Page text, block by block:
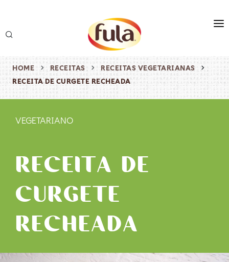
produtos
receitas
HOME RECEITAS
RECEITAS VEGETARIANAS
RECEITA DE CURGETE RECHEADA
VEGETARIANO
RECEITA DE
CURGETE
RECHEADA